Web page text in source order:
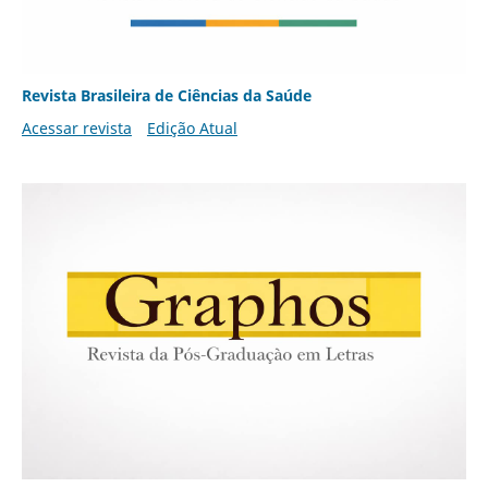
Revista Brasileira de Ciências da Saúde
Acessar revista
Edição Atual